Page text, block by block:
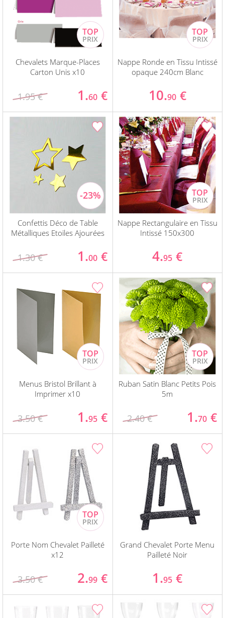
Chevalets Marque-Places
Carton Unis x10
1.95 € 1.60 €
Nappe Ronde en Tissu Intissé
opaque 240cm Blanc
10.90 €
Confettis Déco de Table
Métalliques Etoiles Ajourées
1.30 € 1.00 €
Nappe Rectangulaire en Tissu
Intissé 150x300
4.95 €
Menus Bristol Brillant à
Imprimer x10
3.50 € 1.95 €
Ruban Satin Blanc Petits Pois
5m
2.40 € 1.70 €
Porte Nom Chevalet Pailleté
x12
3.50 € 2.99 €
Grand Chevalet Porte Menu
Pailleté Noir
1.95 €